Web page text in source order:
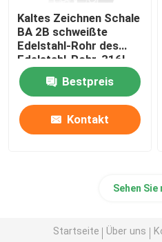
Kaltes Zeichnen Schale
BA 2B schweißte
Edelstahl-Rohr des
Edelstahl-Rohr-316l
Bestpreis
Kontakt
Sehen Sie
Startseite Über uns